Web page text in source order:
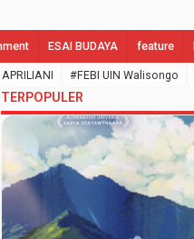
ESAI BUDAYA feature
#FEBI UIN Walisongo
TERPOPULER